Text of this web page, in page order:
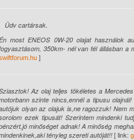
Üdv cartársak.
most ENEOS 0W-20 olajat használok
350km- nél van fél állásban a
]
Az olaj teljes tökéletes a
szinte nincs,ennél a tipusu
olyan az olajuk is,ne ragozzuk! Nem
ezek tipusát! Szerintem mindenki
minőséget adnak! A minőség
tényleg szereti autóját!! [ link: